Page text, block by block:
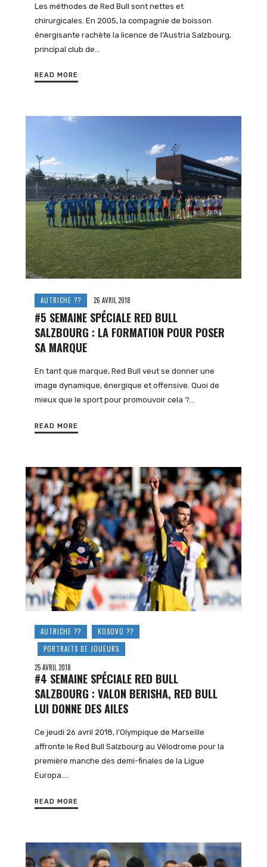
Les méthodes de Red Bull sont nettes et
chirurgicales. En 2005, la compagnie de boisson
énergisante rachète la licence de l’Austria Salzbourg,
principal club de…
READ MORE
AUTRICHE ?? 26 AVRIL 2018
#5 SEMAINE SPÉCIALE RED BULL
SALZBOURG : LA FORMATION POUR POSER
SA MARQUE
En tant que marque, Red Bull veut se donner une
image dynamique, énergique et offensive. Quoi de
mieux que le sport pour promouvoir cela ?…
READ MORE
AUTRICHE ??
KOSOVO ??
PORTRAITS DE JOUEURS
25 AVRIL 2018
#4 SEMAINE SPÉCIALE RED BULL
SALZBOURG : VALON BERISHA, RED BULL
LUI DONNE DES AILES
Ce jeudi 26 avril 2018, l’Olympique de Marseille
affronte le Red Bull Salzbourg au Vélodrome pour la
première manche des demi-finales de la Ligue
Europa….
READ MORE